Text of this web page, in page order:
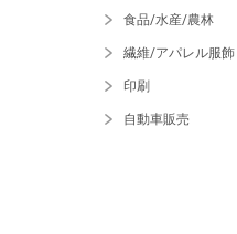
食品/水産/農林
繊維/アパレル服飾
印刷
自動車販売